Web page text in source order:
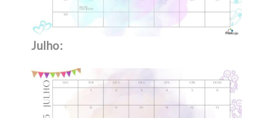
Julho: